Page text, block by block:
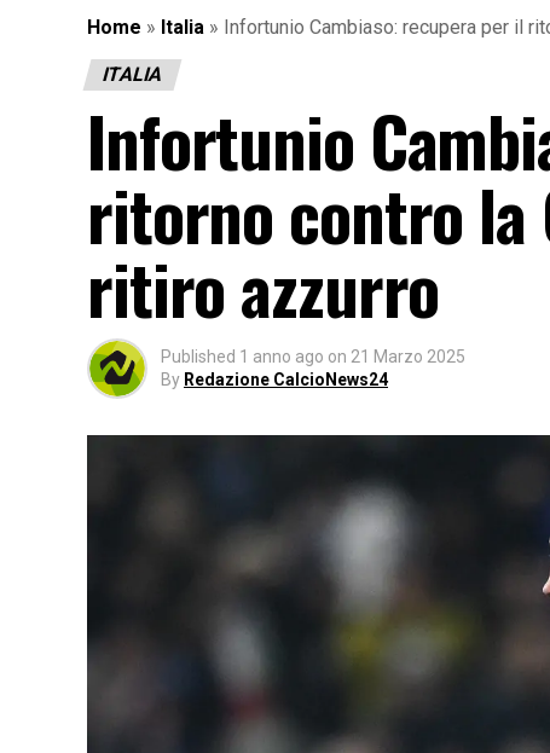
Home » Italia » Infortunio Cambiaso: recupera per il
ITALIA
Infortunio
ritorno contro la
ritiro azzurro
Published 1 anno ago on 21 Marzo 2025
By Redazione CalcioNews24